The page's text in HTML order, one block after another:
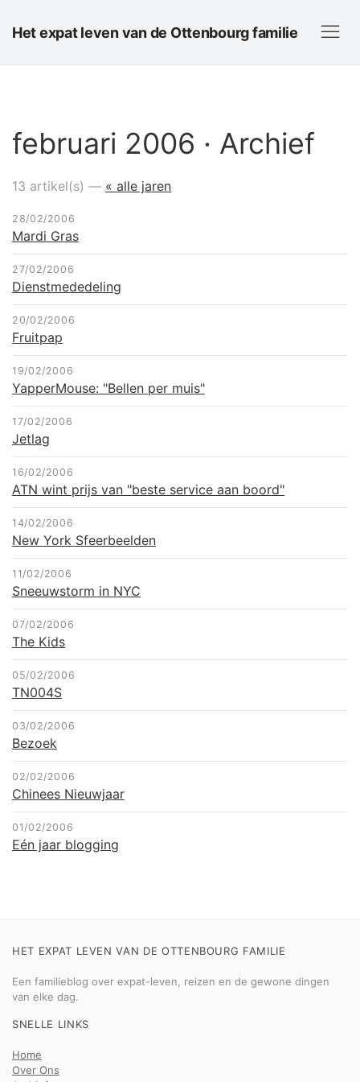
Het expat leven van de Ottenbourg familie
februari 2006 · Archief
13 artikel(s) — « alle jaren
28/02/2006
Mardi Gras
27/02/2006
Dienstmededeling
20/02/2006
Fruitpap
19/02/2006
YapperMouse: "Bellen per muis"
17/02/2006
Jetlag
16/02/2006
ATN wint prijs van "beste service aan boord"
14/02/2006
New York Sfeerbeelden
11/02/2006
Sneeuwstorm in NYC
07/02/2006
The Kids
05/02/2006
TN004S
03/02/2006
Bezoek
02/02/2006
Chinees Nieuwjaar
01/02/2006
Eén jaar blogging
HET EXPAT LEVEN VAN DE OTTENBOURG FAMILIE
Een familieblog over expat-leven, reizen en de gewone dingen
van elke dag.
SNELLE LINKS
Home
Over Ons